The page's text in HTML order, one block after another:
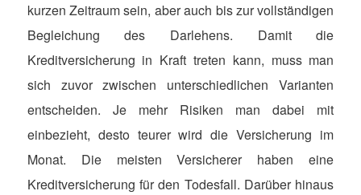
kurzen Zeitraum sein, aber auch bis zur vollständigen
Begleichung des Darlehens. Damit die
Kreditversicherung in Kraft treten kann, muss man
sich zuvor zwischen unterschiedlichen Varianten
entscheiden. Je mehr Risiken man dabei mit
einbezieht, desto teurer wird die Versicherung im
Monat. Die meisten Versicherer haben eine
Kreditversicherung für den Todesfall. Darüber hinaus